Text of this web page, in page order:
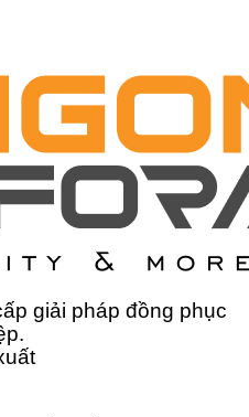
giải pháp đồng phục